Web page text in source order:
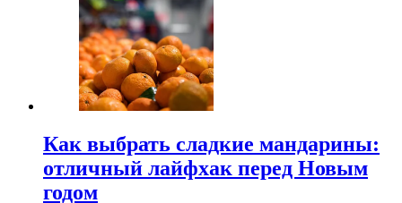
Как выбрать сладкие мандарины:
отличный лайфхак перед Новым
годом